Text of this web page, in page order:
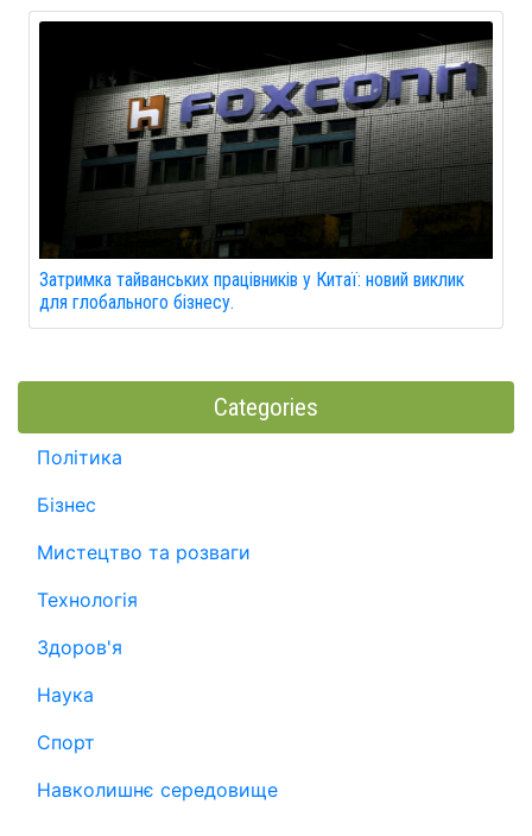
Затримка тайванських працівників у Китаї: новий виклик
для глобального бізнесу.
Categories
Політика
Бізнес
Мистецтво та розваги
Технологія
Здоров'я
Наука
Спорт
Навколишнє середовище